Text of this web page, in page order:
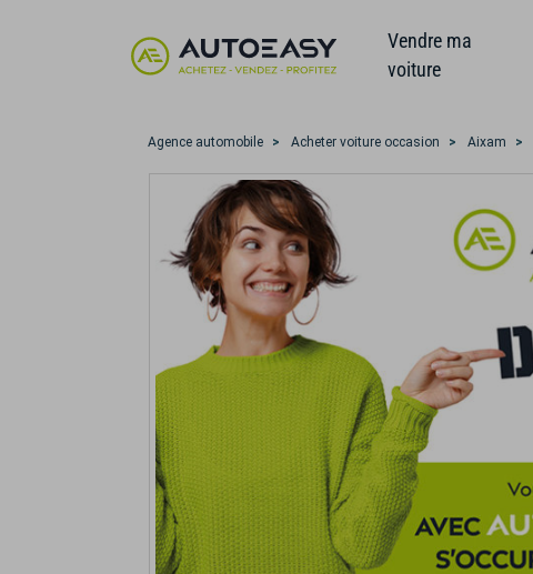
Vendre ma
voiture
Agence automobile Acheter voiture occasion Aixam